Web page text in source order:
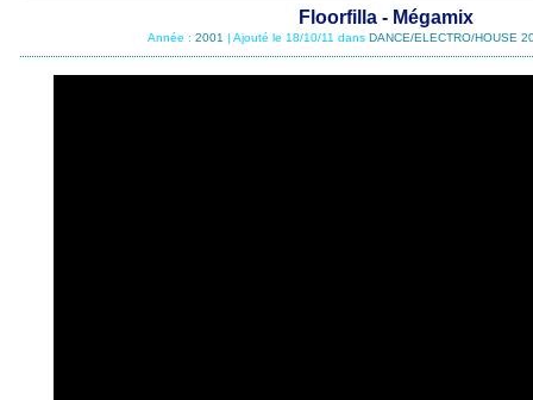
Floorfilla - Mégamix
Année : 2001 | Ajouté le 18/10/11 dans DANCE/ELECTRO/HOUSE